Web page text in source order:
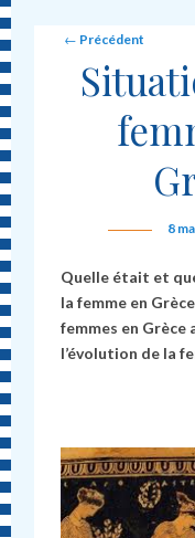
Post navigation
← Précédent
8
Quelle était et
la femme en
femmes en
l’évolution de la